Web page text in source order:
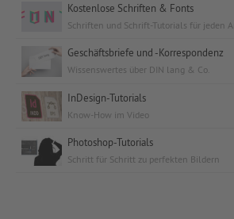
Kostenlose Schriften & Fonts
Schriften und Schrift-Tutorials für jeden
Geschäftsbriefe und -Korrespondenz
Wissenswertes über DIN lang & Co.
InDesign-Tutorials
Know-How im Video
Photoshop-Tutorials
Schritt für Schritt zu perfekten Bildern